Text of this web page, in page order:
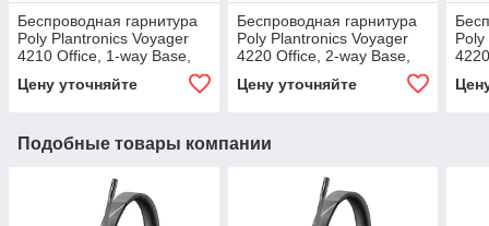
Беспроводная гарнитура
Poly Plantronics Voyager
4210 Office, 1-way Base,
Charge Cable (212720-05)
Цену уточняйте
Беспроводная гарнитура
Poly Plantronics Voyager
4220 Office, 2-way Base,
Цену уточняйте
Подобные товары компании